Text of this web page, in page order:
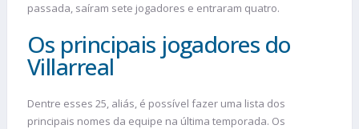
passada, saíram sete jogadores e entraram quatro.
Os principais jogadores do
Villarreal
Dentre esses 25, aliás, é possível fazer uma lista dos
principais nomes da equipe na última temporada. Os